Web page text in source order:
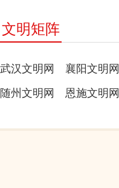
文明矩阵
武汉文明网 襄阳文明网
随州文明网
恩施文明网